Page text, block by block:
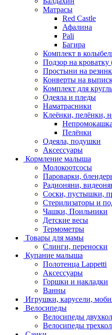
Матрасы
Red Castle
Афалина
Pali
Багира
Комплект в
Подзор на
Простыни на
Конверты на
Комплект для
Одеяла и пледы
Наматрасники
Клеёнки, пелёнки,
Непромокашка
Пелёнки
Одеяла, подушки
Аксессуары
Кормление малыша
Молокоотсосы
Пароварки,
Радионяни,
Соски, пустышки,
Стерилизаторы и
Чашки, Поильники
Детские весы
Термометры
Товары для мамы
Слинги, переноски
Купание малыша
Полотенца Lappetti
Аксессуары
Горшки и накладки
Ванны
Игрушки, карусели,
Велосипеды
Велосипеды
Велосипеды